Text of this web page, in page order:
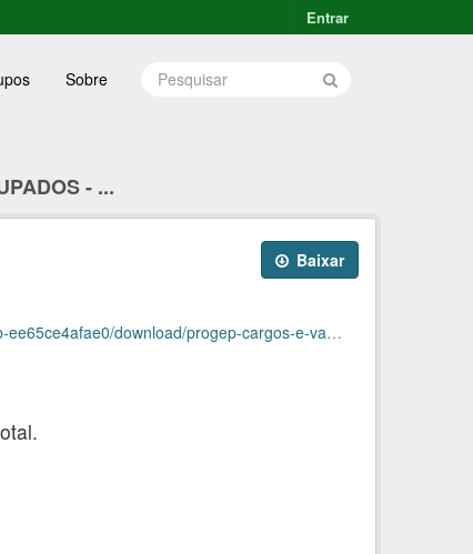
Entrar
Sobre
- ...
Baixar
download/progep-cargos-e-vagas-junho.ods